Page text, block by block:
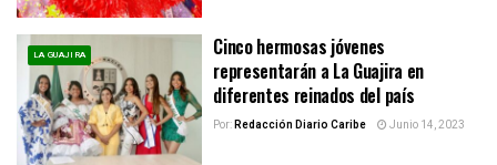
LA GUAJIRA
Cinco hermosas jóvenes
representarán a La Guajira en
diferentes reinados del país
Por:Redacción Diario Caribe Junio 14, 2023